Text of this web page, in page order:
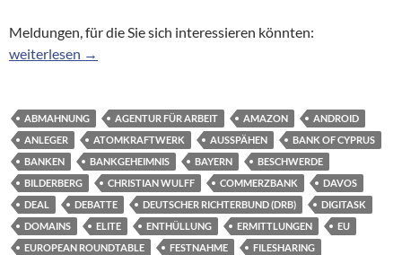
Meldungen, für die Sie sich interessieren könnten:
Abzocknews zum 10.04.2013
weiterlesen →
ABMAHNUNG AGENTUR FÜR ARBEIT AMAZON
ANDROID
ANLEGER
ATOMKRAFTWERK AUSSPÄHEN
BANK OF CYPRUS
BANKEN
BANKGEHEIMNIS BAYERN
BESCHWERDE
BILDERBERG
CHRISTIAN WULFF COMMERZBANK
DAVOS
DEAL
DEBATTE DEUTSCHER RICHTERBUND (DRB)
DIGITASK
DOMAINS
ELITE ENTHÜLLUNG ERMITTLUNGEN
EU
EUROPEAN ROUNDTABLE
FESTNAHME
FILESHARING